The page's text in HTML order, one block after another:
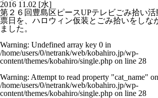
2016 11.02 [水]
第２６回豊島区ピースUPテレビごみ拾い
票日を、ハロウィン仮装とごみ拾いをしな
ました。
Warning: Undefined array key 0 in
/home/users/0/netrank/web/kobahiro.jp/wp-
content/themes/kobahiro/single.php on line 28
Warning: Attempt to read property "cat_name"
/home/users/0/netrank/web/kobahiro.jp/wp-
content/themes/kobahiro/single.php on line 28